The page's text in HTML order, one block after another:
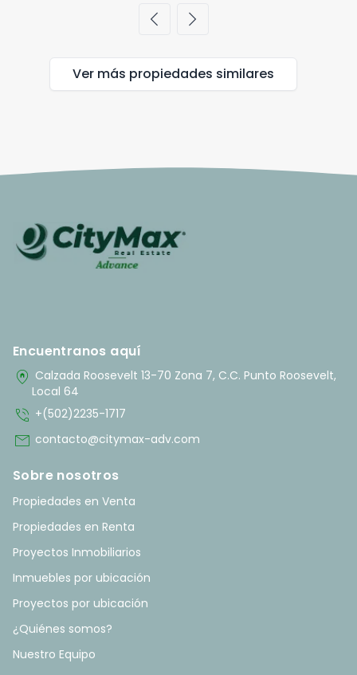
chevron_left chevron_right
Ver más propiedades similares
Encuentranos aquí
home_pin Calzada Roosevelt 13-70 Zona 7, C.C. Punto Roosevelt,
Local 64
phone_in_talk +(502)2235-1717
mail contacto@citymax-adv.com
Sobre nosotros
Propiedades en Venta
Propiedades en Renta
Proyectos Inmobiliarios
Inmuebles por ubicación
Proyectos por ubicación
¿Quiénes somos?
Nuestro Equipo